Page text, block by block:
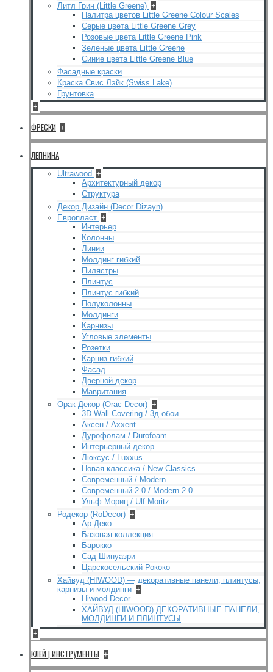
Литл Грин (Little Greene) +
Палитра цветов Little Greene Colour Scales
Серые цвета Little Greene Grey
Розовые цвета Little Greene Pink
Зеленые цвета Little Greene
Синие цвета Little Greene Blue
Фасадные краски
Краска Свис Лэйк (Swiss Lake)
Грунтовка
+
ФРЕСКИ +
ЛЕПНИНА
Ultrawood +
Архитектурный декор
Структура
Декор Дизайн (Decor Dizayn)
Европласт +
Интерьер
Колонны
Линии
Молдинг гибкий
Пилястры
Плинтус
Плинтус гибкий
Полуколонны
Молдинги
Карнизы
Угловые элементы
Розетки
Карниз гибкий
Фасад
Дверной декор
Мавритания
Орак Декор (Orac Decor) +
3D Wall Covering / 3д обои
Аксен / Axxent
Дурофолам / Durofoam
Интерьерный декор
Люксус / Luxxus
Новая классика / New Classics
Современный / Modern
Современный 2.0 / Modern 2.0
Ульф Мориц / Ulf Moritz
Родекор (RoDecor) +
Ар-Деко
Базовая коллекция
Барокко
Сад Шинуазри
Царскосельский Рококо
Хайвуд (HIWOOD) — декоративные панели, плинтусы,
карнизы и молдинги +
Hiwood Decor
ХАЙВУД (HIWOOD) ДЕКОРАТИВНЫЕ ПАНЕЛИ,
МОЛДИНГИ И ПЛИНТУСЫ
+
КЛЕЙ | ИНСТРУМЕНТЫ +